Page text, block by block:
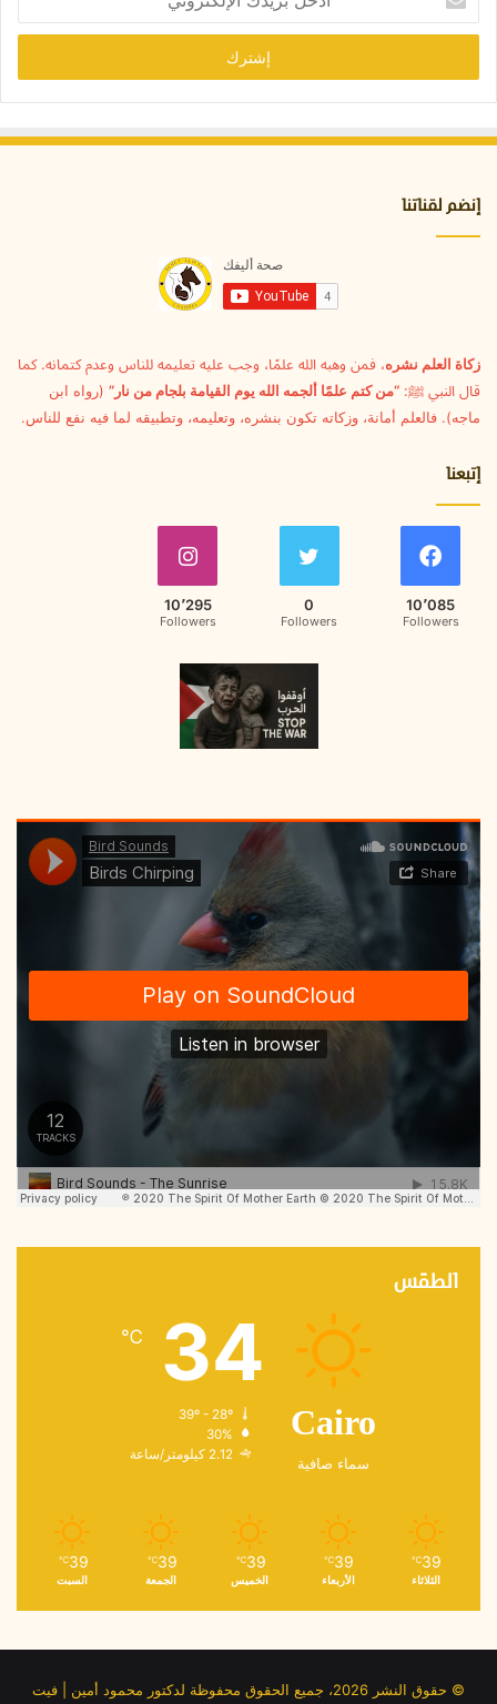
بريدك
الإلكتروني
إنضم لقناتنا
زكاة العلم نشره، فمن وهبه الله علمًا، وجب عليه تعليمه للناس وعدم كتمانه. كما
قال النبي ﷺ: “من كتم علمًا ألجمه الله يوم القيامة بلجام من نار” (رواه ابن
ماجه). فالعلم أمانة، وزكاته تكون بنشره، وتعليمه، وتطبيقه لما فيه نفع للناس.
إتبعنا
10٬085
Followers
0
Followers
10٬295
Followers
الطقس
Cairo
سماء صافية
34
℃
30%
2.12 كيلومتر/ساعة
39
℃
الثلاثاء
39
℃
الأربعاء
39
℃
الخميس
39
℃
الجمعة
39
℃
السبت
© حقوق النشر 2026، جميع الحقوق محفوظة لدكتور محمود أمين | فيت